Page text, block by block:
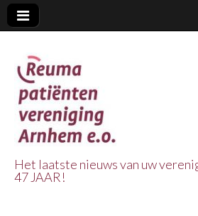
Het laatste nieuws van uw
47 JAAR!